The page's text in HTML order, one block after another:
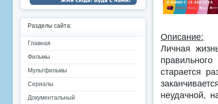
Описание:
Личная
старается
неудачной,
Разделы сайта:
Главная
Фильмы
Мультфильмы
Сериалы
Документальный